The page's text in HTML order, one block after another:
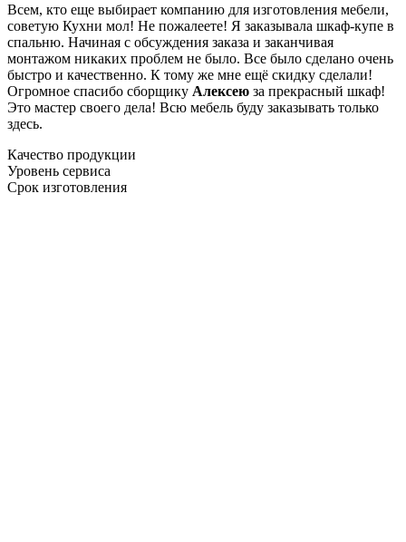
Всем, кто еще выбирает компанию для изготовления мебели,
советую Кухни мол! Не пожалеете! Я заказывала шкаф-купе в
спальню. Начиная с обсуждения заказа и заканчивая
монтажом никаких проблем не было. Все было сделано очень
быстро и качественно. К тому же мне ещё скидку сделали!
Огромное спасибо сборщику Алексею за прекрасный шкаф!
Это мастер своего дела! Всю мебель буду заказывать только
здесь.
Качество продукции
Уровень сервиса
Срок изготовления